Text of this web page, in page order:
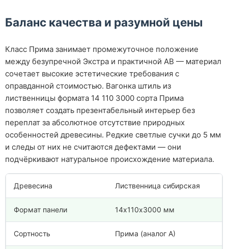
Баланс качества и разумной цены
Класс Прима занимает промежуточное положение
между безупречной Экстра и практичной АВ — материал
сочетает высокие эстетические требования с
оправданной стоимостью. Вагонка штиль из
лиственницы формата 14 110 3000 сорта Прима
позволяет создать презентабельный интерьер без
переплат за абсолютное отсутствие природных
особенностей древесины. Редкие светлые сучки до 5 мм
и следы от них не считаются дефектами — они
подчёркивают натуральное происхождение материала.
Древесина Лиственница сибирская
Формат панели 14х110х3000 мм
Сортность Прима (аналог А)